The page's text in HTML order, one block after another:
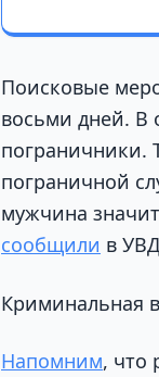
Поисковые
восьми дней. В
пограничники.
пограничной
мужчина
сообщили в
Криминальная
Напомним, что